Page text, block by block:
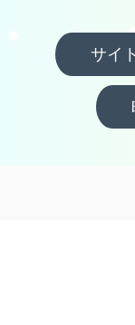
サイ